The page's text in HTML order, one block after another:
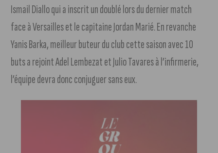
Ismail Diallo qui a inscrit un doublé lors du dernier match
face à Versailles et le capitaine Jordan Marié. En revanche
Yanis Barka, meilleur buteur du club cette saison avec 10
buts a rejoint Adel Lembezat et Julio Tavares à l’infirmerie,
l’équipe devra donc conjuguer sans eux.